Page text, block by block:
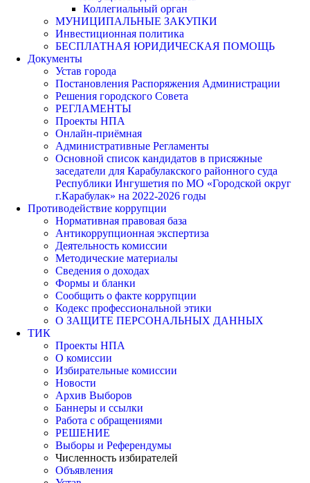
Коллегиальный орган
МУНИЦИПАЛЬНЫЕ ЗАКУПКИ
Инвестиционная политика
БЕСПЛАТНАЯ ЮРИДИЧЕСКАЯ ПОМОЩЬ
Документы
Устав города
Постановления Распоряжения Администрации
Решения городского Совета
РЕГЛАМЕНТЫ
Проекты НПА
Онлайн-приёмная
Административные Регламенты
Основной список кандидатов в присяжные
заседатели для Карабулакского районного суда
Республики Ингушетия по МО «Городской округ
г.Карабулак» на 2022-2026 годы
Противодействие коррупции
Нормативная правовая база
Антикоррупционная экспертиза
Деятельность комиссии
Методические материалы
Сведения о доходах
Формы и бланки
Сообщить о факте коррупции
Кодекс профессиональной этики
О ЗАЩИТЕ ПЕРСОНАЛЬНЫХ ДАННЫХ
ТИК
Проекты НПА
О комиссии
Избирательные комиссии
Новости
Архив Выборов
Баннеры и ссылки
Работа с обращениями
РЕШЕНИЕ
Выборы и Референдумы
Численность избирателей
Объявления